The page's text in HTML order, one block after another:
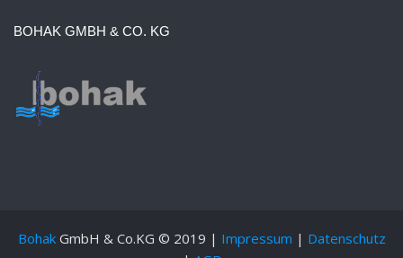
BOHAK GMBH & CO. KG
Bohak GmbH & Co.KG © 2019 | Impressum | Datenschutz